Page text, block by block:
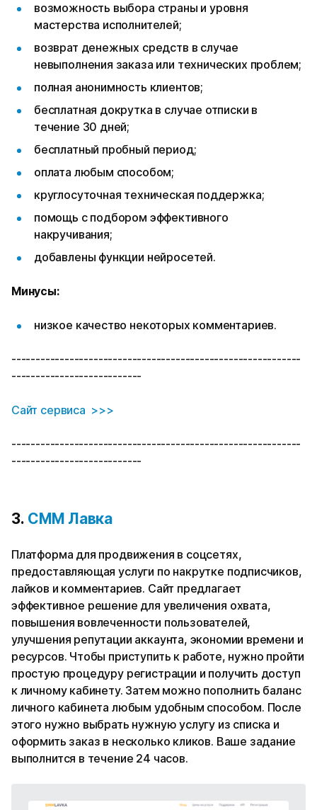
возможность выбора страны и уровня
мастерства исполнителей;
возврат денежных средств в случае
невыполнения заказа или технических проблем;
полная анонимность клиентов;
бесплатная докрутка в случае отписки в
течение 30 дней;
бесплатный пробный период;
оплата любым способом;
круглосуточная техническая поддержка;
помощь с подбором эффективного
накручивания;
добавлены функции нейросетей.
Минусы:
низкое качество некоторых комментариев.
------------------------------------------------------------
---------------------------
Сайт сервиса >>>
------------------------------------------------------------
---------------------------
3. СММ Лавка
Платформа для продвижения в соцсетях,
предоставляющая услуги по накрутке подписчиков,
лайков и комментариев. Сайт предлагает
эффективное решение для увеличения охвата,
повышения вовлеченности пользователей,
улучшения репутации аккаунта, экономии времени и
ресурсов. Чтобы приступить к работе, нужно пройти
простую процедуру регистрации и получить доступ
к личному кабинету. Затем можно пополнить баланс
личного кабинета любым удобным способом. После
этого нужно выбрать нужную услугу из списка и
оформить заказ в несколько кликов. Ваше задание
выполнится в течение 24 часов.